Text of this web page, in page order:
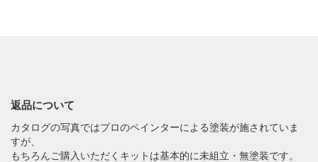
返品について
カタログの写真ではプロのペインターによる塗装が施されていま
すが、
もちろんご購入いただくキットは基本的に未組立・無塗装です。